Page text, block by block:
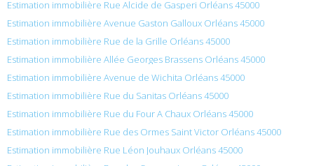
Estimation immobilière Rue Alcide de Gasperi Orléans 45000
Estimation immobilière Avenue Gaston Galloux Orléans 45000
Estimation immobilière Rue de la Grille Orléans 45000
Estimation immobilière Allée Georges Brassens Orléans 45000
Estimation immobilière Avenue de Wichita Orléans 45000
Estimation immobilière Rue du Sanitas Orléans 45000
Estimation immobilière Rue du Four A Chaux Orléans 45000
Estimation immobilière Rue des Ormes Saint Victor Orléans 45000
Estimation immobilière Rue Léon Jouhaux Orléans 45000